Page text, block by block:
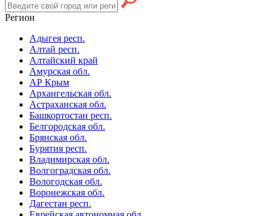
Регион
Адыгея респ.
Алтай респ.
Алтайский край
Амурская обл.
АР Крым
Архангельская обл.
Астраханская обл.
Башкортостан респ.
Белгородская обл.
Брянская обл.
Бурятия респ.
Владимирская обл.
Волгоградская обл.
Вологодская обл.
Воронежская обл.
Дагестан респ.